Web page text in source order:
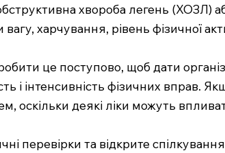
хвороба легень (ХОЗЛ)
харчування, рівень фізичної
це поступово, щоб дати
і інтенсивність фізичних вправ.
оскільки деякі ліки можуть
перевірки та відкрите